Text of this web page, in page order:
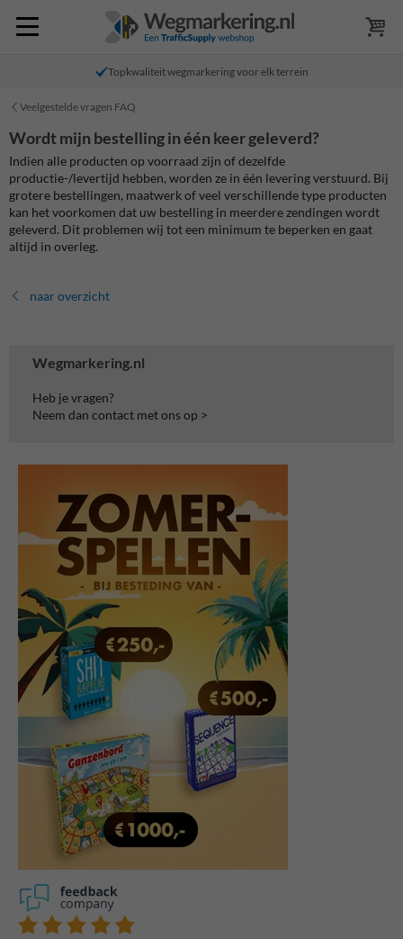
Topkwaliteit wegmarkering voor elk terrein
Veelgestelde vragen FAQ
Wegmarkering.nl
Heb je vragen?
Neem dan contact met ons op >
Wordt mijn bestelling in één keer geleverd?
Indien alle producten op voorraad zijn of dezelfde
productie-/levertijd hebben, worden ze in één levering verstuurd. Bij
grotere bestellingen, maatwerk of veel verschillende type producten
kan het voorkomen dat uw bestelling in meerdere zendingen wordt
geleverd. Dit problemen wij tot een minimum te beperken en gaat
altijd in overleg.
naar overzicht